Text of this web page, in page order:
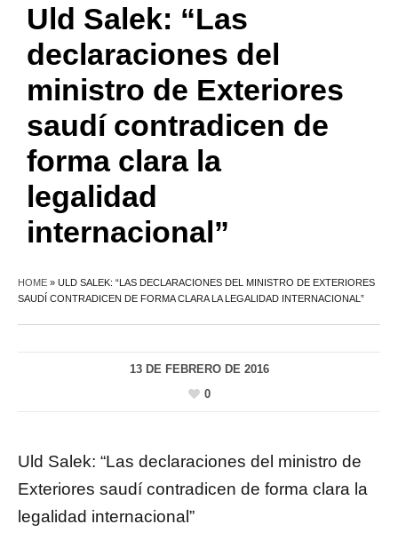
Uld Salek: “Las
declaraciones del
ministro de Exteriores
saudí contradicen de
forma clara la
legalidad
internacional”
HOME » ULD SALEK: “LAS DECLARACIONES DEL MINISTRO DE EXTERIORES
SAUDÍ CONTRADICEN DE FORMA CLARA LA LEGALIDAD INTERNACIONAL”
13 DE FEBRERO DE 2016
0
Uld Salek: “Las declaraciones del ministro de
Exteriores saudí contradicen de forma clara la
legalidad internacional”